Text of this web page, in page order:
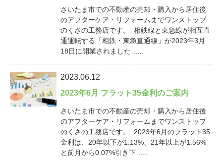
さいたま市での不動産の売却・購入から居住後
のアフターケア・リフォームまでワンストップ
のくさの工務店です。 相鉄線と東急線が相互直
通運転する「相鉄・東急直通線」が2023年3月
18日に開業されました…...
2023.06.12
2023年6月 フラット35金利のご案内
さいたま市での不動産の売却・購入から居住後
のアフターケア・リフォームまでワンストップ
のくさの工務店です。 2023年6月のフラット35
金利は、20年以下が1.13%、21年以上が1.56%
と前月から0.07%引き下…...